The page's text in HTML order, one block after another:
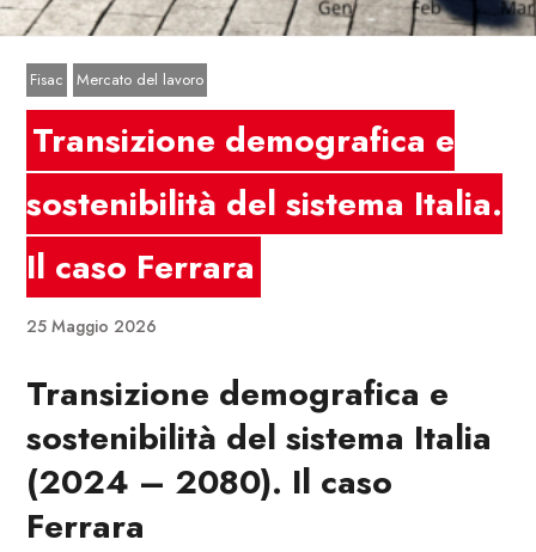
Fisac Mercato del lavoro
Transizione demografica e
sostenibilità del sistema Italia.
Il caso Ferrara
25 Maggio 2026
Transizione demografica e
sostenibilità del sistema Italia
(2024 – 2080). Il caso
Ferrara